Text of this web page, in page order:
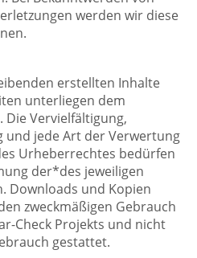
werden wir diese
erstellten Inhalte
unterliegen dem
Vervielfältigung,
und jede Art der Verwertung
Urheberrechtes bedürfen
der*des jeweiligen
Downloads und Kopien
zweckmäßigen Gebrauch
Check Projekts und nicht
gestattet.